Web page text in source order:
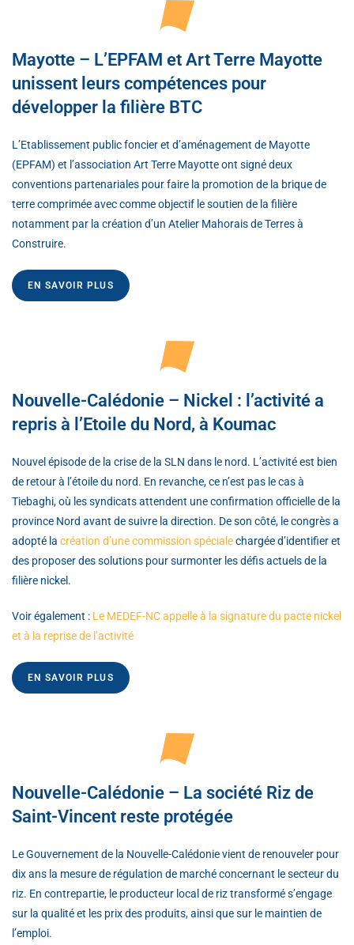
Mayotte – L’EPFAM et Art Terre Mayotte
unissent leurs compétences pour
développer la filière BTC
L’Etablissement public foncier et d’aménagement de Mayotte
(EPFAM) et l’association Art Terre Mayotte ont signé deux
conventions partenariales pour faire la promotion de la brique de
terre comprimée avec comme objectif le soutien de la filière
notamment par la création d’un Atelier Mahorais de Terres à
Construire.
EN SAVOIR PLUS
Nouvelle-Calédonie – Nickel : l’activité a
repris à l’Etoile du Nord, à Koumac
Nouvel épisode de la crise de la SLN dans le nord. L’activité est bien
de retour à l’étoile du nord. En revanche, ce n’est pas le cas à
Tiebaghi, où les syndicats attendent une confirmation officielle de la
province Nord avant de suivre la direction. De son côté, le congrès a
adopté la création d’une commission spécialechargée d’identifier et
des proposer des solutions pour surmonter les défis actuels de la
filière nickel.
Voir également : Le MEDEF-NC appelle à la signature du pacte nickel
et à la reprise de l’activité
EN SAVOIR PLUS
Nouvelle-Calédonie – La société Riz de
Saint-Vincent reste protégée
Le Gouvernement de la Nouvelle-Calédonie vient de renouveler pour
dix ans la mesure de régulation de marché concernant le secteur du
riz. En contrepartie, le producteur local de riz transformé s’engage
sur la qualité et les prix des produits, ainsi que sur le maintien de
l’emploi.